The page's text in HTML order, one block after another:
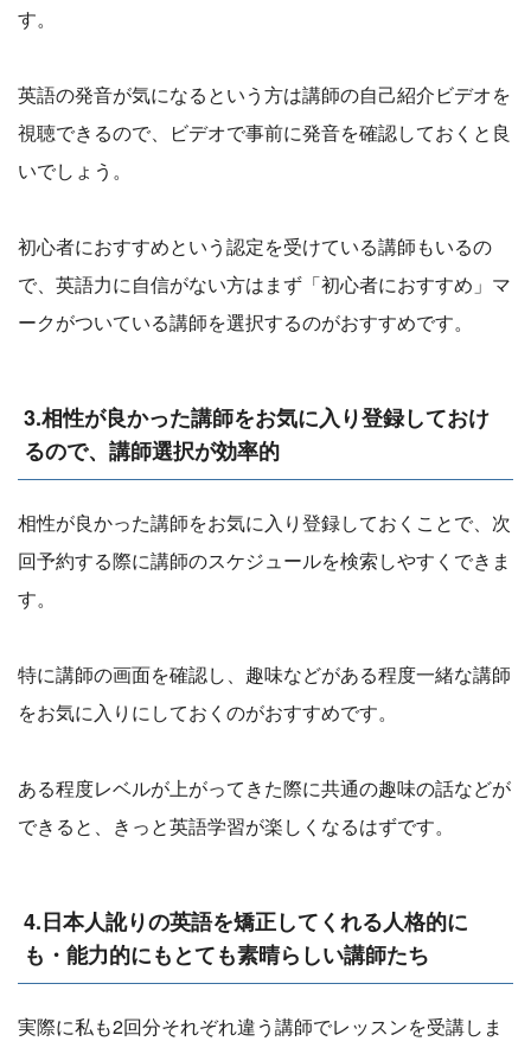
す。
英語の発音が気になるという方は講師の自己紹介ビデオを
視聴できるので、ビデオで事前に発音を確認しておくと良
いでしょう。
初心者におすすめという認定を受けている講師もいるの
で、英語力に自信がない方はまず「初心者におすすめ」マ
ークがついている講師を選択するのがおすすめです。
3.相性が良かった講師をお気に入り登録しておけ
るので、講師選択が効率的
相性が良かった講師をお気に入り登録しておくことで、次
回予約する際に講師のスケジュールを検索しやすくできま
す。
特に講師の画面を確認し、趣味などがある程度一緒な講師
をお気に入りにしておくのがおすすめです。
ある程度レベルが上がってきた際に共通の趣味の話などが
できると、きっと英語学習が楽しくなるはずです。
4.日本人訛りの英語を矯正してくれる人格的に
も・能力的にもとても素晴らしい講師たち
実際に私も2回分それぞれ違う講師でレッスンを受講しま